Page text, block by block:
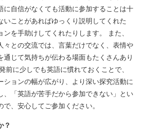
に自信がなくても活動に参加することは十
いことがあればゆっくり説明してくれた
ンを手助けしてくれたりします。 また、
々との交流では、言葉だけでなく、表情や
通じて気持ちが伝わる場面もたくさんあり
前に少しでも英語に慣れておくことで、
ションの幅が広がり、より深い探究活動に
、「英語が苦手だから参加できない」とい
で、安心してご参加ください。
？